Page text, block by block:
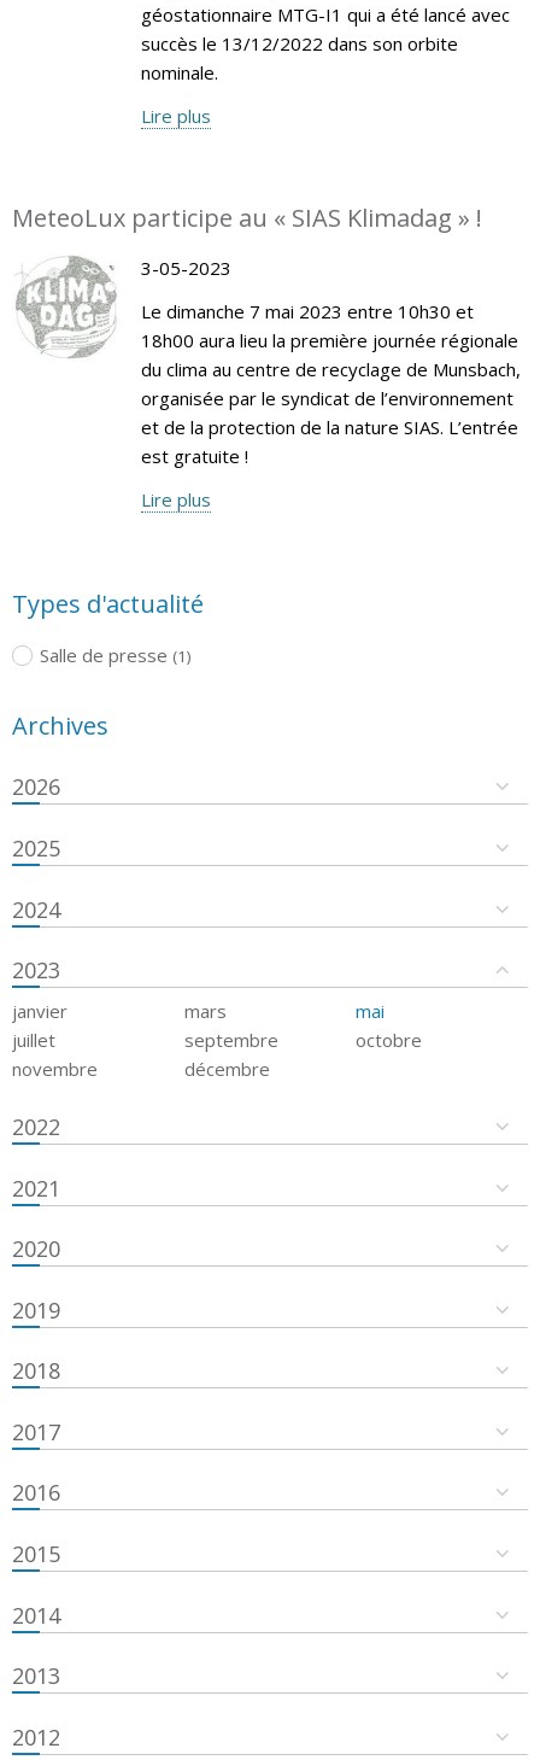
géostationnaire MTG-I1 qui a été lancé avec
succès le 13/12/2022 dans son orbite
nominale.
Lire plus
MeteoLux participe au « SIAS Klimadag » !
3-05-2023
Le dimanche 7 mai 2023 entre 10h30 et
18h00 aura lieu la première journée régionale
du clima au centre de recyclage de Munsbach,
organisée par le syndicat de l’environnement
et de la protection de la nature SIAS. L’entrée
est gratuite !
Lire plus
Types d'actualité
Salle de presse (1)
Archives
2026
2025
2024
2023
janvier mars
mai
juillet
septembre
octobre
novembre
décembre
2022
2021
2020
2019
2018
2017
2016
2015
2014
2013
2012